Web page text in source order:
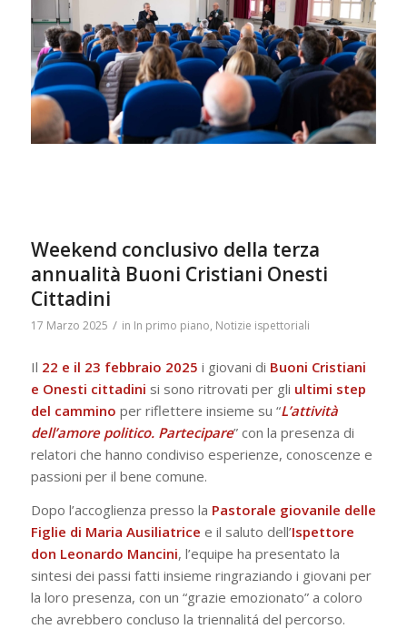
Weekend conclusivo della terza
annualità Buoni Cristiani Onesti
Cittadini
17 Marzo 2025 / in In primo piano, Notizie ispettoriali
Il 22 e il 23 febbraio 2025 i giovani di Buoni Cristiani
e Onesti cittadini si sono ritrovati per gli ultimi step
del cammino per riflettere insieme su “L’attività
dell’amore politico. Partecipare” con la presenza di
relatori che hanno condiviso esperienze, conoscenze e
passioni per il bene comune.
Dopo l’accoglienza presso la Pastorale giovanile delle
Figlie di Maria Ausiliatrice e il saluto dell’Ispettore
don Leonardo Mancini, l’equipe ha presentato la
sintesi dei passi fatti insieme ringraziando i giovani per
la loro presenza, con un “grazie emozionato” a coloro
che avrebbero concluso la triennalitá del percorso.